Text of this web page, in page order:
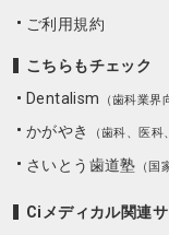
ご利用規約
こちらもチェック
Dentalism
（歯科業
かがやき （歯科、医
さいとう歯道塾 （国
Ciメディカル関連